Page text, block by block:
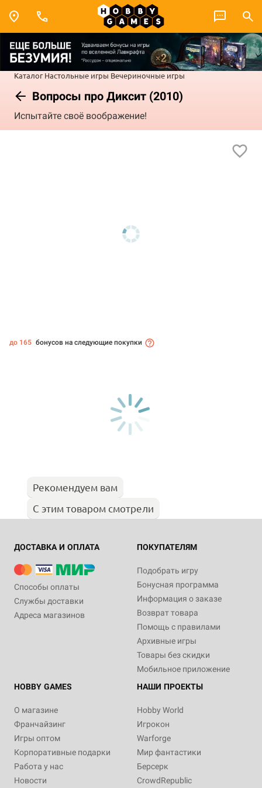
Каталог Настольные игры Вечериночные игры
Вопросы про Диксит (2010)
Испытайте своё воображение!
до 165 бонусов на следующие покупки
Рекомендуем вам
С этим товаром смотрели
ДОСТАВКА И ОПЛАТА
Способы оплаты
Службы доставки
Адреса магазинов
ПОКУПАТЕЛЯМ
Подобрать игру
Бонусная программа
Информация о заказе
Возврат товара
Помощь с правилами
Архивные игры
Товары без скидки
Мобильное приложение
HOBBY GAMES
О магазине
Франчайзинг
Игры оптом
Корпоративные подарки
Работа у нас
Новости
НАШИ ПРОЕКТЫ
Hobby World
Игрокон
Warforge
Мир фантастики
Берсерк
CrowdRepublic